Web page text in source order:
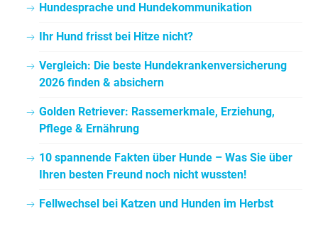
Hundesprache und Hundekommunikation
Ihr Hund frisst bei Hitze nicht?
Vergleich: Die beste Hundekrankenversicherung
2026 finden & absichern
Golden Retriever: Rassemerkmale, Erziehung,
Pflege & Ernährung
10 spannende Fakten über Hunde – Was Sie über
Ihren besten Freund noch nicht wussten!
Fellwechsel bei Katzen und Hunden im Herbst